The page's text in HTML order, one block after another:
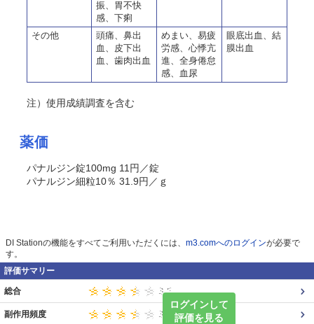
振、胃不快
感、下痢
その他
頭痛、鼻出
血、皮下出
血、歯肉出血
めまい、易疲
労感、心悸亢
進、全身倦怠
感、血尿
眼底出血、結
膜出血
注）使用成績調査を含む
薬価
パナルジン錠100mg 11円／錠
パナルジン細粒10％ 31.9円／ｇ
DI Stationの機能をすべてご利用いただくには、 m3.comへのログインが必要で
す。
評価サマリー
ログインして
評価を見る
総合
副作用頻度